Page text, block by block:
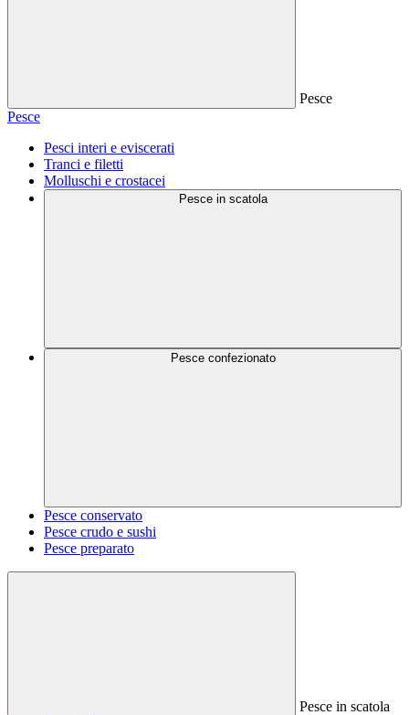
Pesce
Pesce
Pesci interi e eviscerati
Tranci e filetti
Molluschi e crostacei
Pesce in scatola
Pesce confezionato
Pesce conservato
Pesce crudo e sushi
Pesce preparato
Pesce in scatola